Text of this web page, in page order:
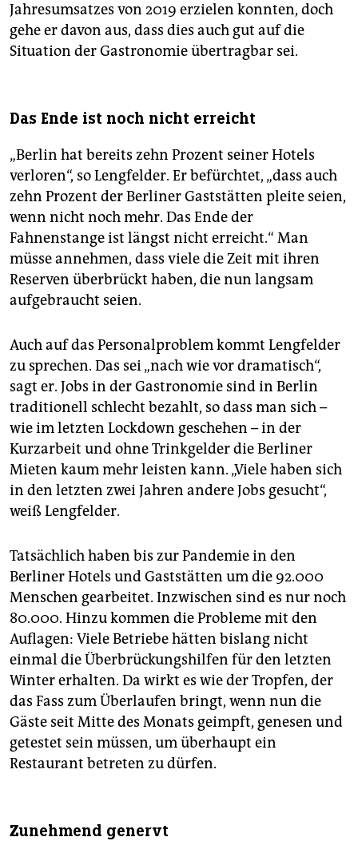
Jahresumsatzes von 2019 erzielen konnten, doch
gehe er davon aus, dass dies auch gut auf die
Situation der Gastronomie übertragbar sei.
Das Ende ist noch nicht erreicht
„Berlin hat bereits zehn Prozent seiner Hotels
verloren“, so Lengfelder. Er befürchtet, „dass auch
zehn Prozent der Berliner Gaststätten pleite seien,
wenn nicht noch mehr. Das Ende der
Fahnenstange ist längst nicht erreicht.“ Man
müsse annehmen, dass viele die Zeit mit ihren
Reserven überbrückt haben, die nun langsam
aufgebraucht seien.
Auch auf das Personalproblem kommt Lengfelder
zu sprechen. Das sei „nach wie vor dramatisch“,
sagt er. Jobs in der Gastronomie sind in Berlin
traditionell schlecht bezahlt, so dass man sich –
wie im letzten Lockdown geschehen – in der
Kurzarbeit und ohne Trinkgelder die Berliner
Mieten kaum mehr leisten kann. „Viele haben sich
in den letzten zwei Jahren andere Jobs gesucht“,
weiß Lengfelder.
Tatsächlich haben bis zur Pandemie in den
Berliner Hotels und Gaststätten um die 92.000
Menschen gearbeitet. Inzwischen sind es nur noch
80.000. Hinzu kommen die Probleme mit den
Auflagen: Viele Betriebe hätten bislang nicht
einmal die Überbrückungshilfen für den letzten
Winter erhalten. Da wirkt es wie der Tropfen, der
das Fass zum Überlaufen bringt, wenn nun die
Gäste seit Mitte des Monats geimpft, genesen und
getestet sein müssen, um überhaupt ein
Restaurant betreten zu dürfen.
Zunehmend genervt